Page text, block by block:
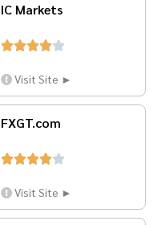
IC Markets

Visit Site ►
FXGT.com

Visit Site ►